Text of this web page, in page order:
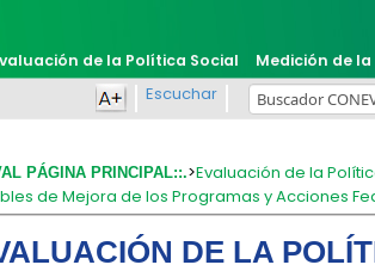
de la Política Social Medición de la
Escuchar
PÁGINA PRINCIPAL::.>Evaluación de la
de Mejora de los Programas y Acciones
DE LA